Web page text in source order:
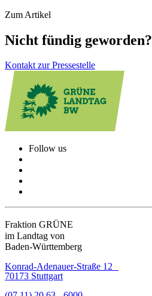
Zum Artikel
Nicht fündig geworden?
Kontakt zur Pressestelle
Follow us
Fraktion GRÜNE
im Landtag von
Baden-Württemberg
Konrad-Adenauer-Straße 12
70173 Stuttgart